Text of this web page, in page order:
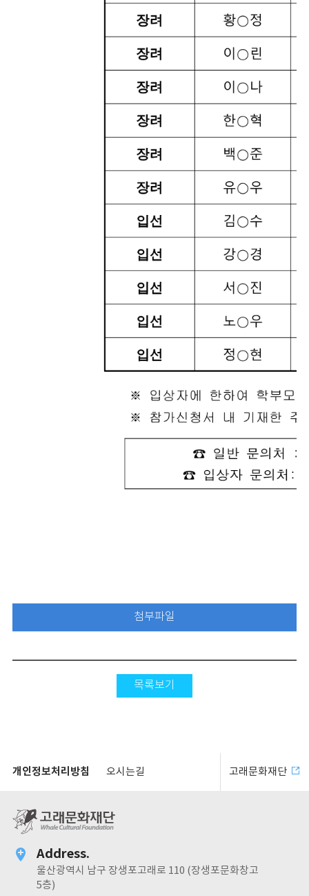
첨부파일
목록보기
개인정보처리방침 오시는길 고래문화재단
Address.
울산광역시 남구 장생포고래로 110 (장생포문화창고
5층)